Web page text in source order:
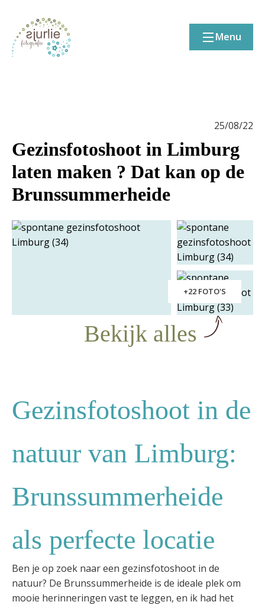
Menu
25/08/22
Gezinsfotoshoot in Limburg
laten maken ? Dat kan op de
Brunssummerheide
+22 FOTO'S
Bekijk alles
Gezinsfotoshoot in de
natuur van Limburg:
Brunssummerheide
als perfecte locatie
Ben je op zoek naar een gezinsfotoshoot in de
natuur? De Brunssummerheide is de ideale plek om
mooie herinneringen vast te leggen, en ik had het